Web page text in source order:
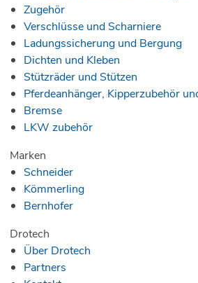
Zugehör
Verschlüsse und Scharniere
Ladungssicherung und Bergung
Dichten und Kleben
Stützräder und Stützen
Pferdeanhänger, Kipperzubehör
Bremse
LKW zubehör
Marken
Schneider
Kömmerling
Bernhofer
Drotech
Über Drotech
Partners